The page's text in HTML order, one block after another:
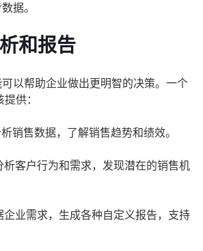
据。
和报告
以帮助企业做出更明智的决策。一个
供：
销售数据，了解销售趋势和绩效。
析客户行为和需求，发现潜在的销售机
企业需求，生成各种自定义报告，支持